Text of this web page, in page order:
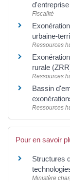
d'entreprise
Fiscalité
urbaine-
Ressources
rurale
Ressources
Bassin
Ressources
Pour en savoir
Structures
Ministère